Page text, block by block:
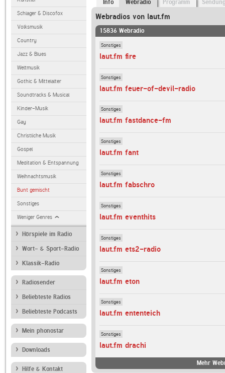
Schlager & Discofox
Volksmusik
Country
Jazz & Blues
Weltmusik
Gothic & Mittelalter
Soundtracks & Musical
Kinder-Musik
Gay
Christliche Musik
Gospel
Meditation & Entspannung
Weihnachtsmusik
Bunt gemischt
Sonstiges
Weniger Genres
Hörspiele im Radio
Wort- & Sport-Radio
Klassik-Radio
Radiosender
Beliebteste Radios
Beliebteste Podcasts
Mein phonostar
Downloads
Hilfe & Kontakt
Info Webradio Programm
Webradios von laut.fm
15836 Webradio
Sonstiges
laut.fm fire
Sonstiges
laut.fm feuer-of-devil-radio
Sonstiges
laut.fm fastdance-fm
Sonstiges
laut.fm fant
Sonstiges
laut.fm fabschro
Sonstiges
laut.fm eventhits
Sonstiges
laut.fm ets2-radio
Sonstiges
laut.fm eton
Sonstiges
laut.fm ententeich
Sonstiges
laut.fm drachi
Mehr